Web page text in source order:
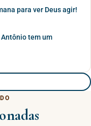
para ver Deus agir!
tem um